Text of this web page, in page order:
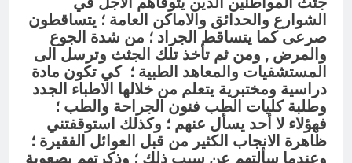
الشوارع والحدائق والاماكن العامة ؛ يتساقطون
صرعى كما يتساقط الجراد ؛ من شدة الجوع
والمرض , ومن ثم تأخذ تلك الجثث وترسل الى
المستشفيات والمعاهد الطبية ؛ كي تكون مادة
دراسية ومختبرية يتعلم من خلالها الاطباء الجدد
وطلبة كليات الطب فنون الجراحة والطب ؛
فهؤلاء لا أحد يسأل عنهم ؛ وكذلك استوقفتني
ظاهرة الانجاب الكثير من قبل العوائل الفقيرة ؛
وعندما سألتهم عن سبب ذلك ؛ وذكرتهم بصعوبة